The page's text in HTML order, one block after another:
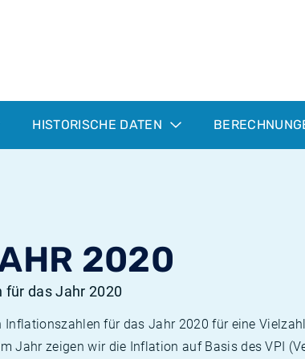
HISTORISCHE DATEN
2020
das Jahr 2020
für das Jahr 2020 für eine
Jahr zeigen wir die Inflation auf Basis des VPI